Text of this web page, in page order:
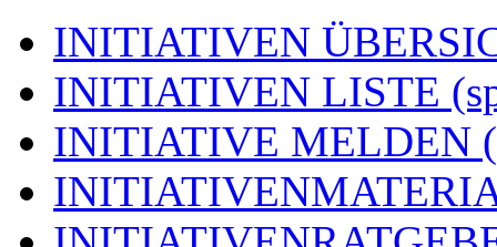
INITIATIVEN
INITIATIVEN LISTE
INITIATIVE MELDEN